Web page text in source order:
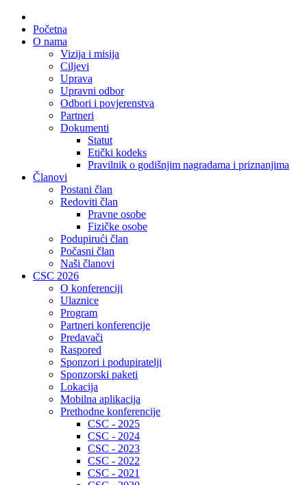
Početna
O nama
Vizija i misija
Ciljevi
Uprava
Upravni odbor
Odbori i povjerenstva
Partneri
Dokumenti
Statut
Etički kodeks
Pravilnik o godišnjim nagradama i priznanjima
Članovi
Postani član
Redoviti član
Pravne osobe
Fizičke osobe
Podupirući član
Počasni član
Naši članovi
CSC 2026
O konferenciji
Ulaznice
Program
Partneri konferencije
Predavači
Raspored
Sponzori i podupiratelji
Sponzorski paketi
Lokacija
Mobilna aplikacija
Prethodne konferencije
CSC - 2025
CSC - 2024
CSC - 2023
CSC - 2022
CSC - 2021